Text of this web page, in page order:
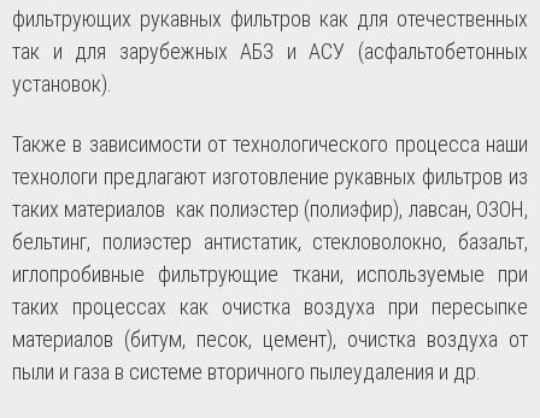
фильтрующих рукавных фильтров как для отечественных
так и для зарубежных АБЗ и АСУ (асфальтобетонных
установок).
Также в зависимости от технологического процесса наши
технологи предлагают изготовление рукавных фильтров из
таких материалов как полиэстер (полиэфир), лавсан, ОЗОН,
бельтинг, полиэстер антистатик, стекловолокно, базальт,
иглопробивные фильтрующие ткани, используемые при
таких процессах как очистка воздуха при пересыпке
материалов (битум, песок, цемент), очистка воздуха от
пыли и газа в системе вторичного пылеудаления и др.